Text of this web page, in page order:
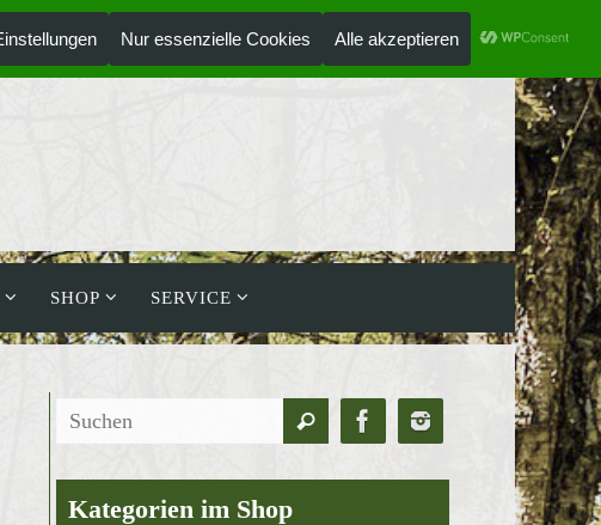
SHOP SERVICE
Suchen
nach:
Suchen
Kategorien im Shop